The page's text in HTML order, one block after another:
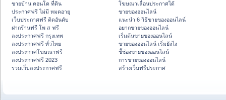
ขายบ้าน คอนโด ที่ดิน
ประกาศฟรี ไม่มี หมดอายุ
เว็บประกาศฟรี ติดอันดับ
ฝากร้านฟรี โพ ส ฟรี
ลงประกาศฟรี กรุงเทพ
ลงประกาศฟรี ทั่วไทย
ลงประกาศโฆษณาฟรี
ลงประกาศฟรี 2023
รวมเว็บลงประกาศฟรี
โฆษณาเลื่อนประกาศได้
ขายของออนไลน์
แนะนำ 6 วิธีขายของออนไลน์
อยากขายของออนไลน์
เริ่มต้นขายของออนไลน์
ขายของออนไลน์ เริ่มยังไง
ชี้ช่องขายของออนไลน์
การขายของออนไลน์
สร้างเว็บฟรีประกาศ